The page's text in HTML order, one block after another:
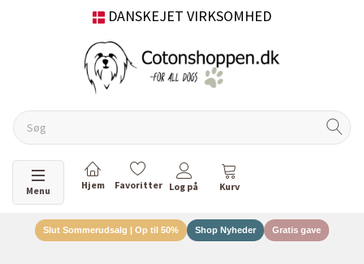
DANSKEJET VIRKSOMHED
Skifte navigation
Menu
Slut Sommerudsalg | Op til 50% Shop Nyheder Gratis gave